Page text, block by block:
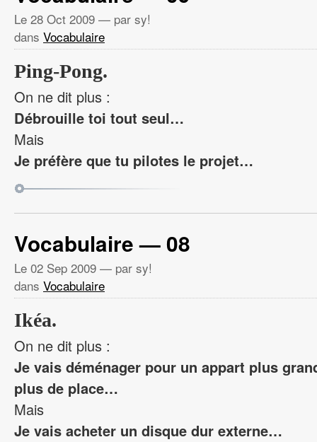
Le 28 Oct 2009 — par sy!
dans Vocabulaire
Ping-Pong.
On ne dit plus :
Débrouille toi tout seul…
Mais
Je préfère que tu pilotes le projet…
Vocabulaire — 08
Le 02 Sep 2009 — par sy!
dans Vocabulaire
Ikéa.
On ne dit plus :
Je vais déménager pour un appart plus
plus de place…
Mais
Je vais acheter un disque dur externe…